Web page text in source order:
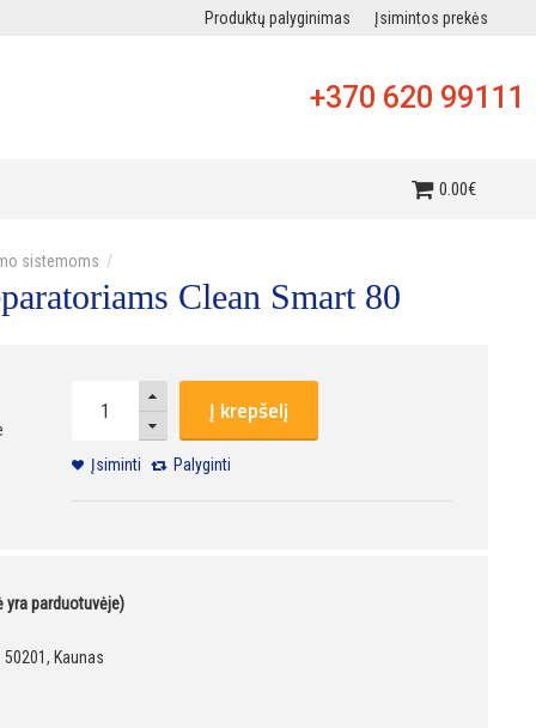
Produktų palyginimas Įsimintos prekės
+370 620 99111
0.00€
sistemoms
Clean Smart 80
Į krepšelį
Įsiminti Palyginti
yra parduotuvėje)
Kaunas